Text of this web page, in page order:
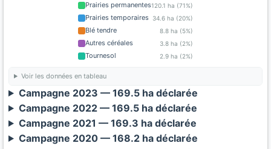
Prairies permanentes120.1 ha (71%)
Prairies temporaires 34.6 ha (20%)
Blé tendre 8.8 ha (5%)
Autres céréales 3.8 ha (2%)
Tournesol 2.9 ha (2%)
Voir les données en tableau
Campagne 2023 — 169.5 ha déclarée
Campagne 2022 — 169.5 ha déclarée
Campagne 2021 — 169.3 ha déclarée
Campagne 2020 — 168.2 ha déclarée